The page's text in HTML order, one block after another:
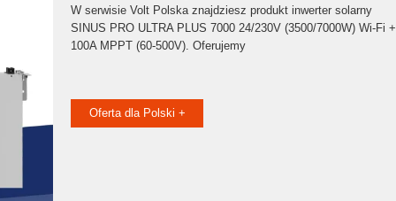
W serwisie Volt Polska znajdziesz produkt inwerter solarny
SINUS PRO ULTRA PLUS 7000 24/230V (3500/7000W) Wi-Fi +
100A MPPT (60-500V). Oferujemy
Oferta dla Polski +